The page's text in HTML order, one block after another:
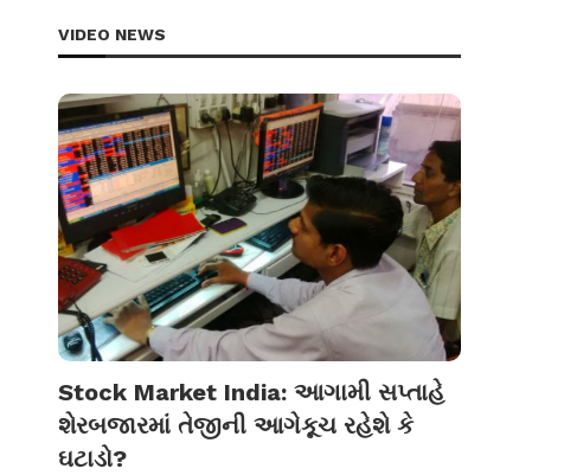
VIDEO NEWS
Stock Market India: આગામી સપ્તાહે
શેરબજારમાં તેજીની આગેકૂચ રહેશે કે
ઘટાડો?